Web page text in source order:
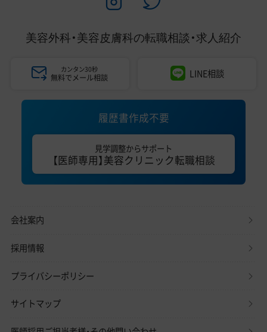
美容外科・美容皮膚科の転職相談・求人紹介
カンタン30秒
無料でメール相談 LINE相談
履歴書作成不要
見学調整からサポート
【医師専用】美容クリニック転職相談
会社案内
採用情報
プライバシーポリシー
サイトマップ